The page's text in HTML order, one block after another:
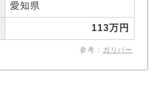
愛知県
113万円
参考： ガリバー